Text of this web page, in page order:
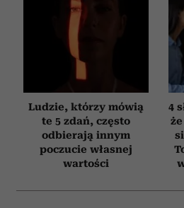
Ludzie, którzy mówią
te 5 zdań, często
odbierają innym
poczucie własnej
wartości
4